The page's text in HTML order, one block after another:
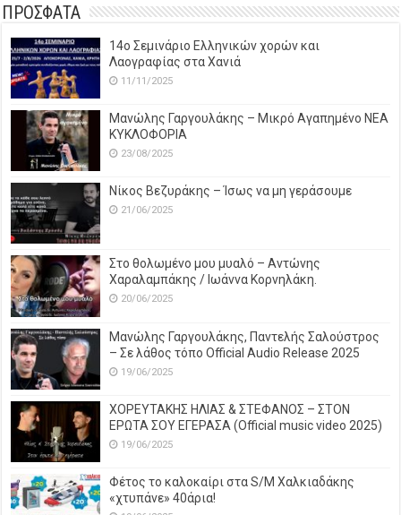
ΠΡΟΣΦΑΤΑ
14o Σεμινάριο Ελληνικών χορών και
Λαογραφίας στα Χανιά
11/11/2025
Μανώλης Γαργουλάκης – Μικρό Αγαπημένο NEΑ
ΚΥΚΛΟΦΟΡΙΑ
23/08/2025
Νίκος Βεζυράκης – Ίσως να μη γεράσουμε
21/06/2025
Στο θολωμένο μου μυαλό – Αντώνης
Χαραλαμπάκης / Ιωάννα Κορνηλάκη.
20/06/2025
Μανώλης Γαργουλάκης, Παντελής Σαλούστρος
– Σε λάθος τόπο Official Audio Release 2025
19/06/2025
ΧΟΡΕΥΤΑΚΗΣ ΗΛΙΑΣ & ΣΤΕΦΑΝΟΣ – ΣΤΟΝ
ΕΡΩΤΑ ΣΟΥ ΕΓΕΡΑΣΑ (Official music video 2025)
19/06/2025
Φέτος το καλοκαίρι στα S/M Χαλκιαδάκης
«χτυπάνε» 40άρια!